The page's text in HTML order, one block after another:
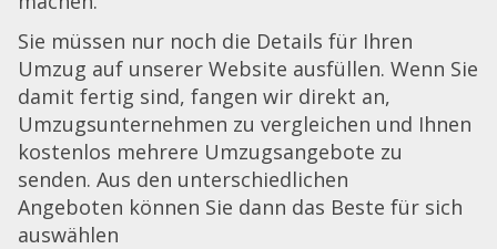
Sie müssen nur noch die Details für Ihren
Umzug auf unserer Website ausfüllen. Wenn Sie
damit fertig sind, fangen wir direkt an,
Umzugsunternehmen zu vergleichen und Ihnen
kostenlos mehrere Umzugsangebote zu
senden. Aus den unterschiedlichen
Angeboten können Sie dann das Beste für sich
auswählen